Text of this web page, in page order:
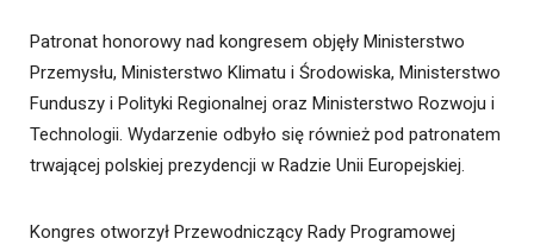
Patronat honorowy nad kongresem objęły Ministerstwo
Przemysłu, Ministerstwo Klimatu i Środowiska, Ministerstwo
Funduszy i Polityki Regionalnej oraz Ministerstwo Rozwoju i
Technologii. Wydarzenie odbyło się również pod patronatem
trwającej polskiej prezydencji w Radzie Unii Europejskiej.
Kongres otworzył Przewodniczący Rady Programowej